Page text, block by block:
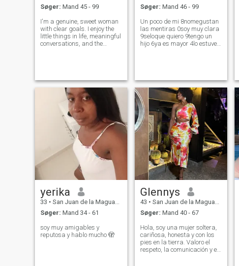
Søger: Mand 45 - 99
I'm a genuine, sweet woman
with clear goals. I enjoy the
little things in life, meaningful
conversations, and the
bring something special to
the
Søger: Mand 46 - 99
Un poco de mi 8nomegustan
las mentiras 0soy muy clara
9seloque quiero 9tengo un
hijo 6ya es mayor 4lo estuve
recientes y real uso
estenciones porq
yerika
33 • San Juan de la Maguana, San Juan, DR Dominikanske
Søger: Mand 34 - 61
soy muy amigables y
reputosa y hablo mucho 🫣
Glennys
43 • San Juan de la Maguana, San Juan, DR Dominikanske
Søger: Mand 40 - 67
Hola, soy una mujer soltera,
cariñosa, honesta y con los
pies en la tierra. Valoro el
respeto, la comunicación y el